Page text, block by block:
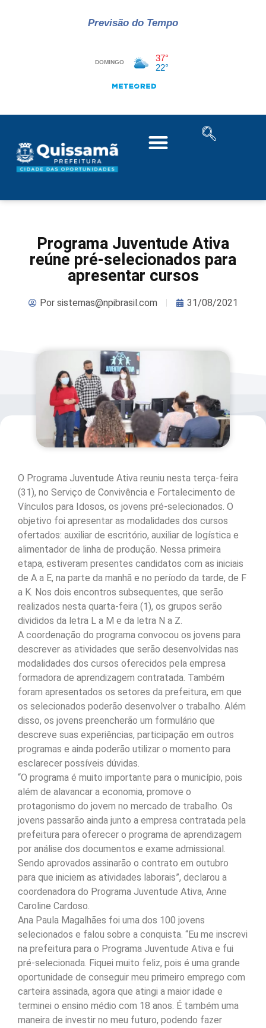
Previsão do Tempo
Programa Juventude Ativa
reúne pré-selecionados para
apresentar cursos
Porsistemas@npibrasil.com 31/08/2021
O Programa Juventude Ativa reuniu nesta terça-feira
(31), no Serviço de Convivência e Fortalecimento de
Vínculos para Idosos, os jovens pré-selecionados. O
objetivo foi apresentar as modalidades dos cursos
ofertados: auxiliar de escritório, auxiliar de logística e
alimentador de linha de produção. Nessa primeira
etapa, estiveram presentes candidatos com as iniciais
de A a E, na parte da manhã e no período da tarde, de F
a K. Nos dois encontros subsequentes, que serão
realizados nesta quarta-feira (1), os grupos serão
divididos da letra L a M e da letra N a Z.
A coordenação do programa convocou os jovens para
descrever as atividades que serão desenvolvidas nas
modalidades dos cursos oferecidos pela empresa
formadora de aprendizagem contratada. Também
foram apresentados os setores da prefeitura, em que
os selecionados poderão desenvolver o trabalho. Além
disso, os jovens preencherão um formulário que
descreve suas experiências, participação em outros
programas e ainda poderão utilizar o momento para
esclarecer possíveis dúvidas.
“O programa é muito importante para o município, pois
além de alavancar a economia, promove o
protagonismo do jovem no mercado de trabalho. Os
jovens passarão ainda junto a empresa contratada pela
prefeitura para oferecer o programa de aprendizagem
por análise dos documentos e exame admissional.
Sendo aprovados assinarão o contrato em outubro
para que iniciem as atividades laborais”, declarou a
coordenadora do Programa Juventude Ativa, Anne
Caroline Cardoso.
Ana Paula Magalhães foi uma dos 100 jovens
selecionados e falou sobre a conquista. “Eu me inscrevi
na prefeitura para o Programa Juventude Ativa e fui
pré-selecionada. Fiquei muito feliz, pois é uma grande
oportunidade de conseguir meu primeiro emprego com
carteira assinada, agora que atingi a maior idade e
terminei o ensino médio com 18 anos. É também uma
maneira de investir no meu futuro, podendo fazer